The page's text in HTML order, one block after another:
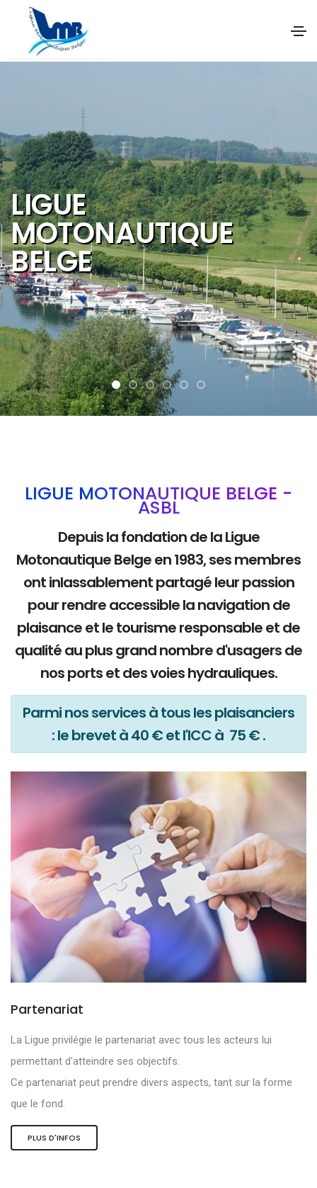
NOS OBJECTIFS SONT
DE PROMOUVOIR ET DE
DEVELOPPER :
Les activités et
sports nautiques
Le tourisme de
qualité
La mobilité douce
LIGUE MOTONAUTIQUE BELGE -
ASBL
Depuis la fondation de la Ligue
Motonautique Belge en 1983, ses membres
ont inlassablement partagé leur passion
pour rendre accessible la navigation de
plaisance et le tourisme responsable et de
qualité au plus grand nombre d'usagers de
nos ports et des voies hydrauliques.
Parmi nos services à tous les plaisanciers
: le brevet à 40 € et l'ICC à 75 € .
Partenariat
La Ligue privilégie le partenariat avec tous les acteurs lui
permettant d'atteindre ses objectifs.
Ce partenariat peut prendre divers aspects, tant sur la forme
que le fond.
PLUS D'INFOS